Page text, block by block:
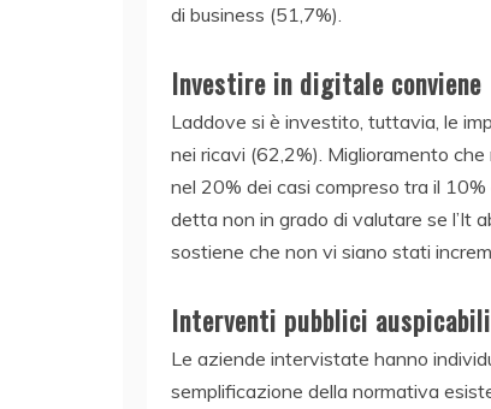
di business (51,7%).
Investire in digitale conviene
Laddove si è investito, tuttavia, le
nei ricavi (62,2%). Miglioramento
nel 20% dei casi compreso tra il
detta non in grado di valutare se l’It
sostiene che non vi siano stati
Interventi pubblici auspicabili
Le aziende intervistate hanno
semplificazione della normativa